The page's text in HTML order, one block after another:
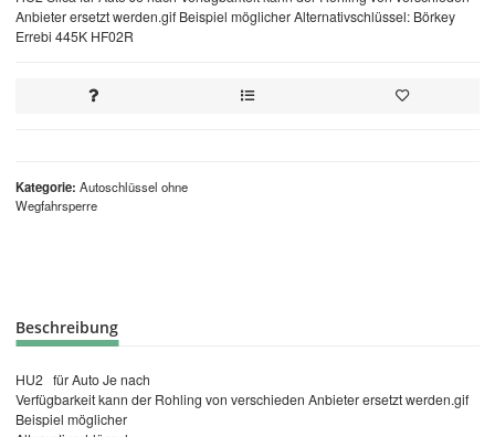
Kategorie Autoschlüssel ohne
Wegfahrsperre
Anbieter ersetzt werden.gif Beispiel möglicher Alternativschlüssel: Börkey
Errebi 445K HF02R
Beschreibung
HU2 für Auto Je nach
Verfügbarkeit kann der Rohling von verschieden Anbieter ersetzt werden.gif
Beispiel möglicher